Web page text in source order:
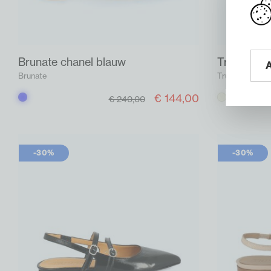
Brunate chanel blauw
Brunate
Blauw € 240,00 € 144,00
Truman's
Truman's
-30% -30%